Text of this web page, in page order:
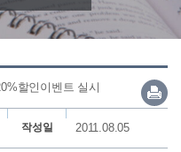
할인이벤트 실시
작성일 2011.08.05